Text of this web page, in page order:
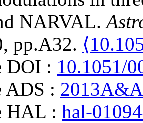
NARVAL.
pp.A32.
DOI : 10.1051/
ADS :
HAL : hal-